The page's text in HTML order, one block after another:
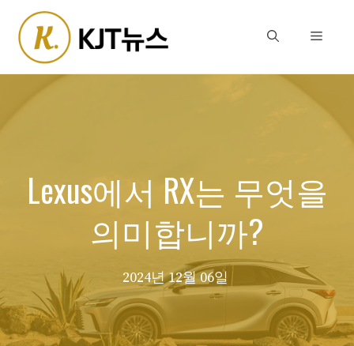
content
Menu
Lexus에서 RX는 무엇을
의미합니까?
2024년 12월 06일